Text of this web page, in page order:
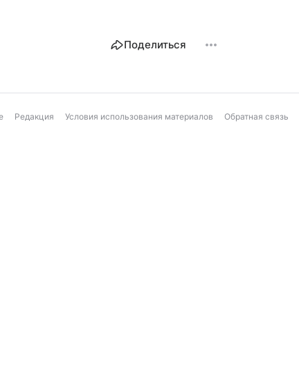
Поделиться
Редакция Условия использования материалов Обратная связь